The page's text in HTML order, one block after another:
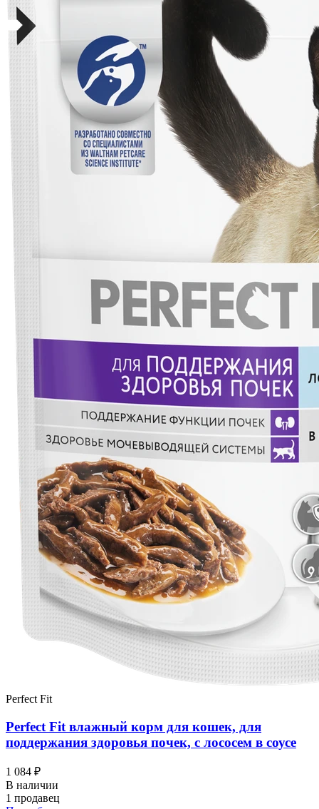
Perfect Fit
Perfect Fit влажный корм для кошек, для
поддержания здоровья почек, с лососем в соусе
1 084 ₽
В наличии
1 продавец